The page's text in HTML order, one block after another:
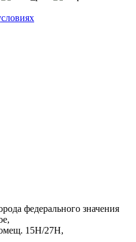
федерального значения
15Н/27Н,